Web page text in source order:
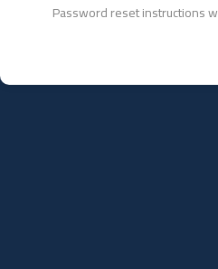
Password reset instructions